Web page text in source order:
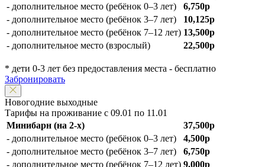
- дополнительное место (ребёнок 0–3 лет)
6,750р
- дополнительное место (ребёнок 3–7 лет)
10,125р
- дополнительное место (ребёнок 7–12 лет) 13,500р
- дополнительное место (взрослый)
22,500р
* дети 0-3 лет без предоставления места - бесплатно
Забронировать
Новогодние выходные
Тарифы на проживание с 09.01 по 11.01
Минибарн (на 2-х)
37,500р
- дополнительное место (ребёнок 0–3 лет)
4,500р
- дополнительное место (ребёнок 3–7 лет)
6,750р
- дополнительное место (ребёнок 7–12 лет) 9,000р